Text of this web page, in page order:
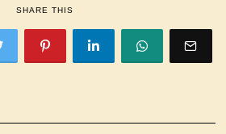
SHARE THIS